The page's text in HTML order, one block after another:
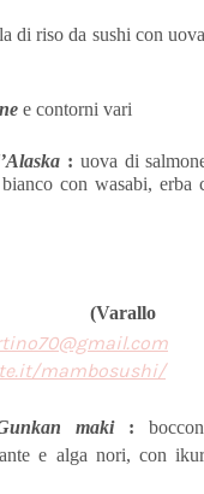
di riso da sushi con
e contorni vari
: uova di
con wasabi, erba
mambosushi/
maki:
e alga nori, con